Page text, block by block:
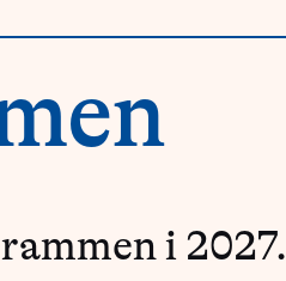
i 2027.